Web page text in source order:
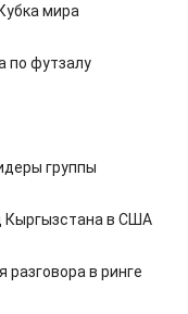
мира
по футзалу
группы
Кыргызстана в США
в ринге